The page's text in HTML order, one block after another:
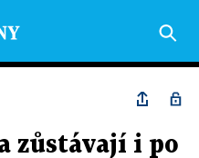
zůstávají i po